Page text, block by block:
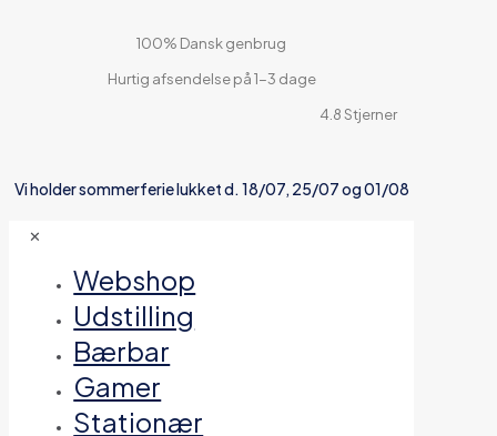
100% Dansk genbrug
Hurtig afsendelse på 1-3 dage
4.8 Stjerner
Vi holder sommerferie lukket d. 18/07, 25/07 og 01/08
✕
Webshop
Udstilling
Bærbar
Gamer
Stationær